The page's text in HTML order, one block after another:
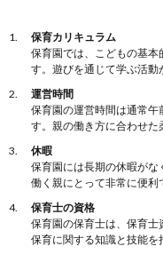
保育カリキュラム
保育園では、こどもの基本
す。遊びを通じて学ぶ活動
運営時間
保育園の運営時間は通常
す。親の働き方に合わせた
休暇
保育園には長期の休暇がな
働く親にとって非常に便利
保育士の資格
保育園の保育士は、保育
保育に関する知識と技能を